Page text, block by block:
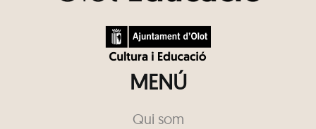
MENÚ
Qui som